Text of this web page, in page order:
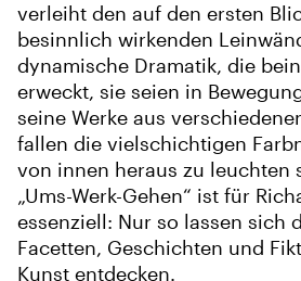
verleiht den auf den ersten
besinnlich wirkenden
dynamische Dramatik, die
erweckt, sie seien in
seine Werke aus
fallen die vielschichtigen
von innen heraus zu leuchten
„Ums-Werk-Gehen“ ist für
essenziell: Nur so lassen sich
Facetten, Geschichten und
Kunst entdecken.